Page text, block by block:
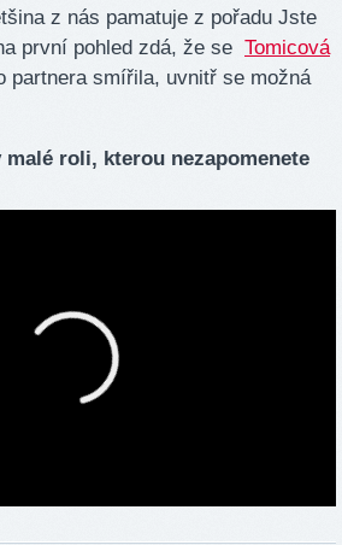
z nás pamatuje z pořadu Jste
první pohled zdá, že se Tomicová
partnera smířila, uvnitř se možná
malé roli, kterou nezapomenete